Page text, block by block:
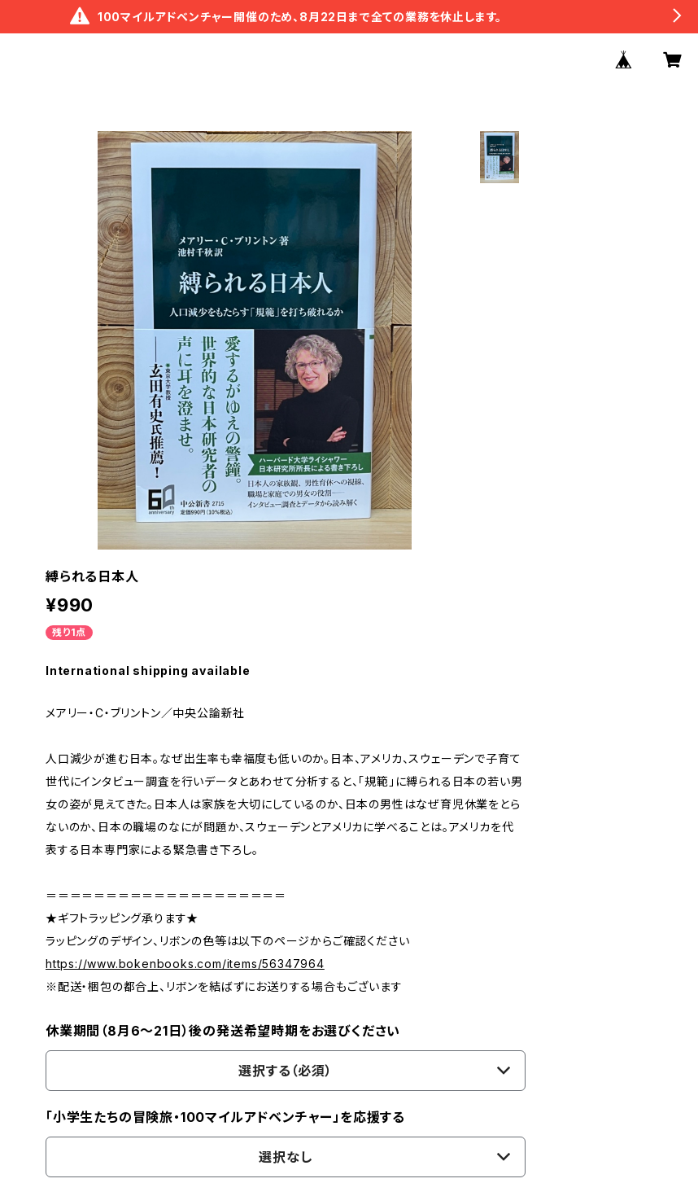
100マイルアドベンチャー開催のため、8月22日まで全ての業務を休止します。
縛られる日本人
¥990
残り1点
International shipping available
メアリー・C・ブリントン／中央公論新社
人口減少が進む日本。なぜ出生率も幸福度も低いのか。日本、アメリカ、スウェーデンで子育て
世代にインタビュー調査を行いデータとあわせて分析すると、「規範」に縛られる日本の若い男
女の姿が見えてきた。日本人は家族を大切にしているのか、日本の男性はなぜ育児休業をとら
ないのか、日本の職場のなにが問題か、スウェーデンとアメリカに学べることは。アメリカを代
表する日本専門家による緊急書き下ろし。
＝＝＝＝＝＝＝＝＝＝＝＝＝＝＝＝＝＝＝＝
★ギフトラッピング承ります★
ラッピングのデザイン、リボンの色等は以下のページからご確認ください
https://www.bokenbooks.com/items/56347964
※配送・梱包の都合上、リボンを結ばずにお送りする場合もございます
休業期間（8月6〜21日）後の発送希望時期をお選びください
選択する（必須）
「小学生たちの冒険旅・100マイルアドベンチャー」を応援する
選択なし